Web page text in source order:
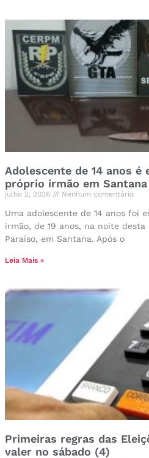
Adolescente de 14 anos é
próprio irmão em Santana
julho 2, 2026 Nenhum comentário
Uma adolescente de 14 anos foi
irmão, de 19 anos, na noite
Paraíso, em Santana. Após o
Leia Mais »
Primeiras regras das
valer no sábado (4)